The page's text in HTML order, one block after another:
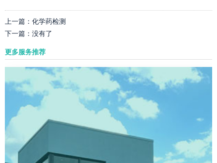
上一篇： 化学药检测
下一篇： 没有了
更多服务推荐